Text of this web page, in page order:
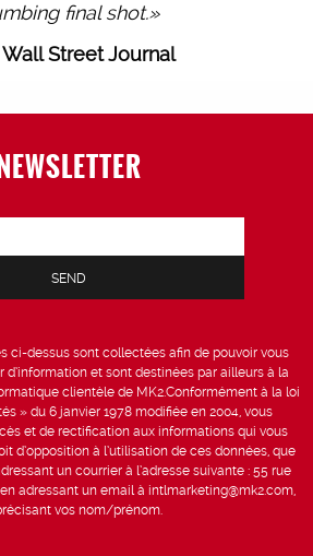
final shot.»
Street Journal
ci-dessus sont collectées afin de pouvoir vous
et sont destinées par ailleurs à la
clientèle de MK2.Conformément à la loi
» du 6 janvier 1978 modifiée en 2004, vous
et de rectification aux informations qui vous
d’opposition à l’utilisation de ces données, que
un courrier à l’adresse suivante : 55 rue
adressant un email à intlmarketing@mk2.com,
vos nom/prénom.